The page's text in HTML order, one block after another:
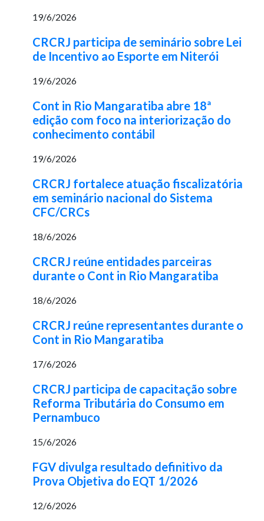
19/6/2026
CRCRJ participa de seminário sobre Lei
de Incentivo ao Esporte em Niterói
19/6/2026
Cont in Rio Mangaratiba abre 18ª
edição com foco na interiorização do
conhecimento contábil
19/6/2026
CRCRJ fortalece atuação fiscalizatória
em seminário nacional do Sistema
CFC/CRCs
18/6/2026
CRCRJ reúne entidades parceiras
durante o Cont in Rio Mangaratiba
18/6/2026
CRCRJ reúne representantes durante o
Cont in Rio Mangaratiba
17/6/2026
CRCRJ participa de capacitação sobre
Reforma Tributária do Consumo em
Pernambuco
15/6/2026
FGV divulga resultado definitivo da
Prova Objetiva do EQT 1/2026
12/6/2026